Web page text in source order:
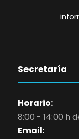
Secretaría
Horario:
8:00 - 14:00 h
Email: